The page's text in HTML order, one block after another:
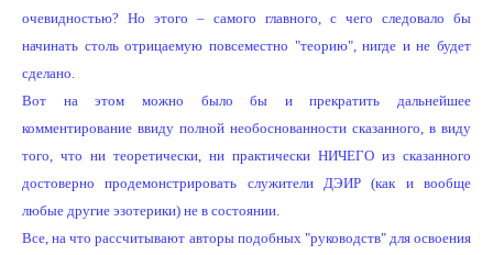
очевидностью? Но этого – самого главного, с чего следовало бы
начинать столь отрицаемую повсеместно "теорию", нигде и не будет
сделано.
Вот на этом можно было бы и прекратить дальнейшее
комментирование ввиду полной необоснованности сказанного, в виду
того, что ни теоретически, ни практически НИЧЕГО из сказанного
достоверно продемонстрировать служители ДЭИР (как и вообще
любые другие эзотерики) не в состоянии.
Все, на что рассчитывают авторы подобных "руководств" для освоения